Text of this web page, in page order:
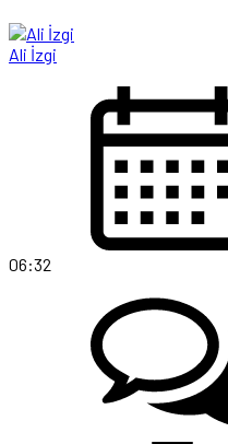
Ali İzgi
06:32